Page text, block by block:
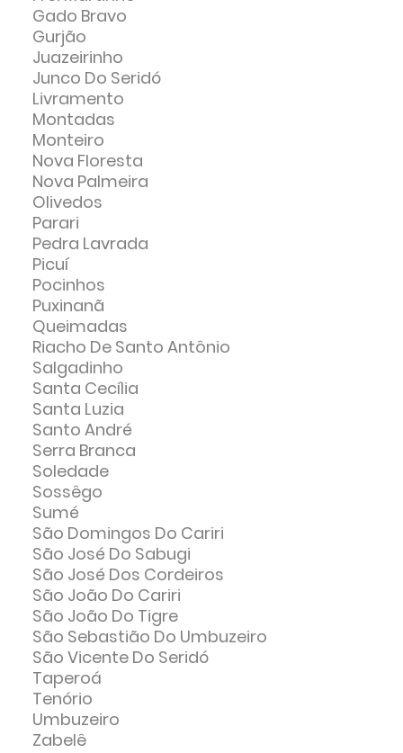
Gado Bravo
Gurjão
Juazeirinho
Junco Do Seridó
Livramento
Montadas
Monteiro
Nova Floresta
Nova Palmeira
Olivedos
Parari
Pedra Lavrada
Picuí
Pocinhos
Puxinanã
Queimadas
Riacho De Santo Antônio
Salgadinho
Santa Cecília
Santa Luzia
Santo André
Serra Branca
Soledade
Sossêgo
Sumé
São Domingos Do Cariri
São José Do Sabugi
São José Dos Cordeiros
São João Do Cariri
São João Do Tigre
São Sebastião Do Umbuzeiro
São Vicente Do Seridó
Taperoá
Tenório
Umbuzeiro
Zabelê